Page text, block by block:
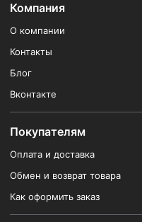
Компания
О компании
Контакты
Блог
Вконтакте
Покупателям
Оплата и доставка
Обмен и возврат товара
Как оформить заказ